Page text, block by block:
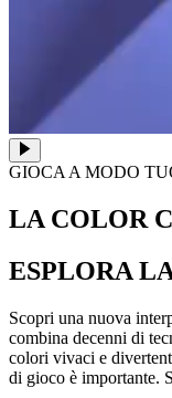
GIOCA A MODO
LA COLOR
ESPLORA
Scopri una nuova
combina decenni di
colori vivaci e
di gioco è importante.